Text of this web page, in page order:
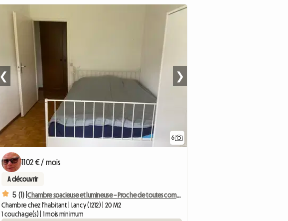
6
❮ ❯
1102 € / mois
A découvrir
5 (1) |
Chambre spacieuse et lumineuse – Proche de toutes commodités
Chambre chez l'habitant | Lancy (1212) | 20 M2
1 couchage(s) | 1 mois minimum